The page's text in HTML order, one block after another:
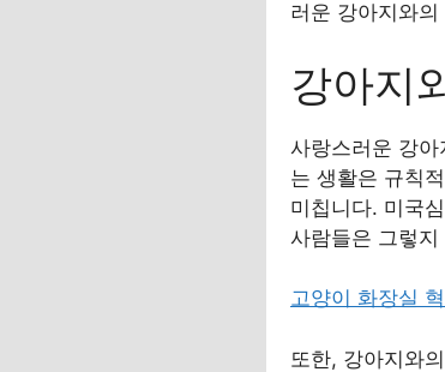
러운 강아지와
강아지
사랑스러운 강
는 생활은 규칙
미칩니다. 미국
사람들은 그렇
고양이 화장실
또한, 강아지와